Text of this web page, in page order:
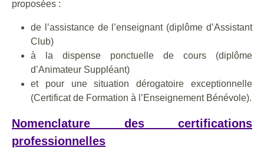
proposées :
de l’assistance de l’enseignant (diplôme d’Assistant
Club)
à la dispense ponctuelle de cours (diplôme
d’Animateur Suppléant)
et pour une situation dérogatoire exceptionnelle
(Certificat de Formation à l’Enseignement Bénévole).
Nomenclature des certifications
professionnelles